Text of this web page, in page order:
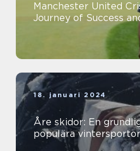
Manchester United
Journey of Success
18. januari 2024
Åre skidor: En
populära